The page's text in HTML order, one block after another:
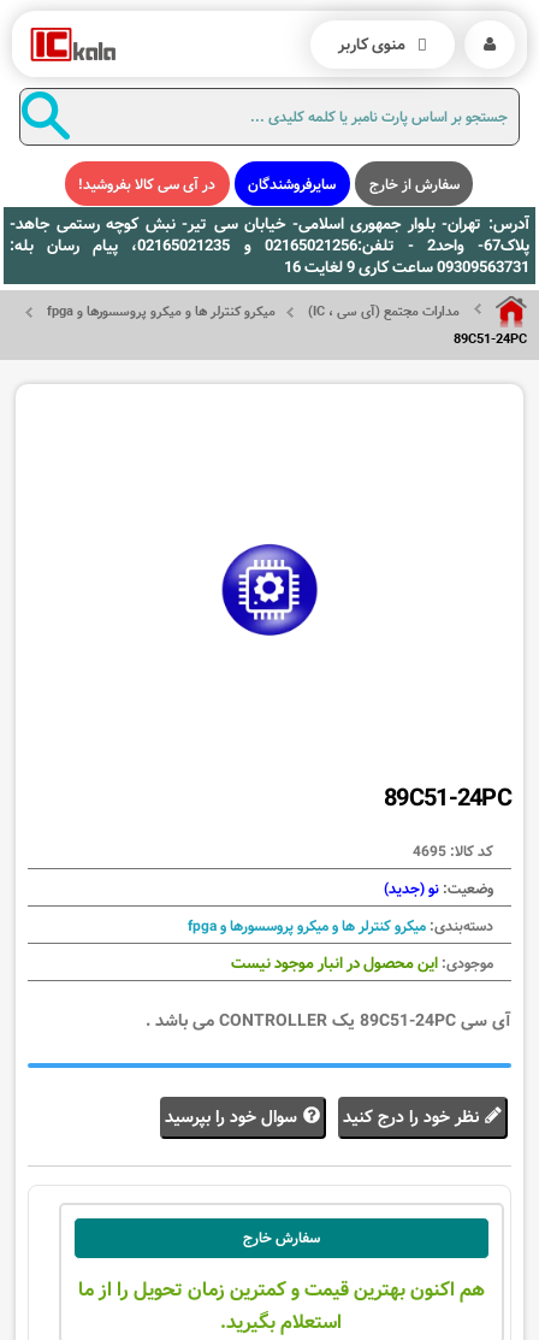
سفارش از خارج سایرفروشندگان در آی سی کالا بفروشید!
آدرس: تهران- بلوار جمهوری اسلامی- خیابان سی تیر- نبش کوچه رستمی جاهد-
پلاک67- واحد2 - تلفن:02165021256 و 02165021235، پیام رسان بله:
09309563731 ساعت کاری 9 لغایت 16
مدارات مجتمع (آی سی ، IC)
میکرو کنترلر ها و میکرو پروسسورها و fpga
89C51-24PC
89C51-24PC
کد کالا: 4695
وضعیت: نو (جدید)
دسته‌بندی: میکرو کنترلر ها و میکرو پروسسورها و fpga
موجودی: این محصول در انبار موجود نیست
آی سی 89C51-24PC یک CONTROLLER می باشد .
نظر خود را درج کنید سوال خود را بپرسید
سفارش خارج
هم اکنون بهترین قیمت و کمترین زمان تحویل را از ما
استعلام بگیرید.
منوی کاربر